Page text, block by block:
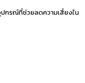
ปกรณ์ที่ช่วยลดความเสี่ยงใน